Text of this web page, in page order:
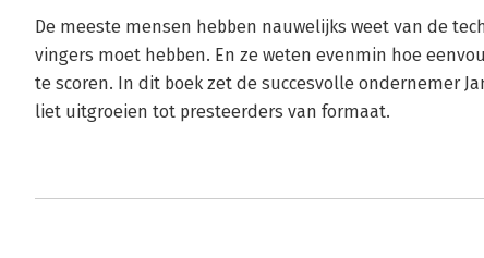
De meeste mensen hebben nauwelijks weet van de
vingers moet hebben. En ze weten evenmin hoe
te scoren. In dit boek zet de succesvolle ondernemer
liet uitgroeien tot presteerders van formaat.